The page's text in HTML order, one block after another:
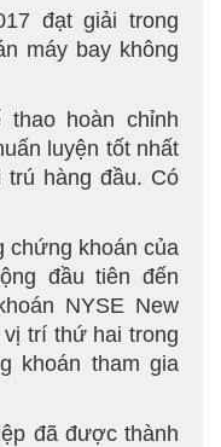
đạt giải trong
máy bay không
hoàn chỉnh
luyện tốt nhất
hàng đầu. Có
chứng khoán của
đầu tiên đến
NYSE New
vị trí thứ hai trong
khoán tham gia
đã được thành